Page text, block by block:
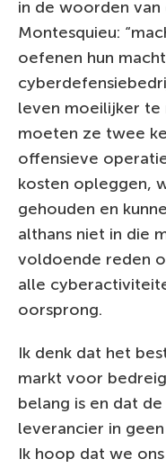
in de woorden van
Montesquieu:
oefenen hun
leven moeilijker te
moeten ze twee
offensieve
kosten opleggen,
gehouden en
althans niet in die
voldoende reden
alle
oorsprong.
Ik denk dat het
markt voor
belang is en dat
leverancier in
Ik hoop dat we